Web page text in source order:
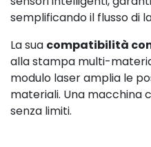
semplificando il flusso di
La sua compatibilità con
alla stampa multi-
modulo laser amplia le
materiali. Una macchina
senza limiti.